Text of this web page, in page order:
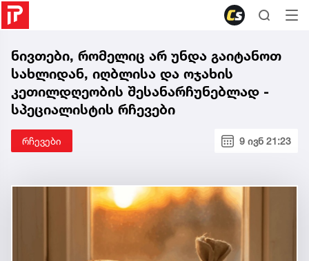
ნივთები, რომელიც არ უნდა გაიტანოთ
სახლიდან, იღბლისა და ოჯახის
კეთილდღეობის შესანარჩუნებლად -
სპეციალისტის რჩევები
რჩევები 9 ივნ 21:23